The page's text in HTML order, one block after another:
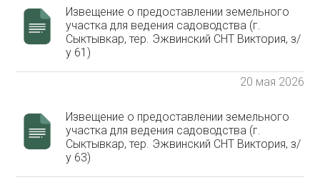
Извещение о предоставлении земельного
участка для ведения садоводства (г.
Сыктывкар, тер. Эжвинский СНТ Виктория, з/
у 61)
20 мая 2026
Извещение о предоставлении земельного
участка для ведения садоводства (г.
Сыктывкар, тер. Эжвинский СНТ Виктория, з/
у 63)